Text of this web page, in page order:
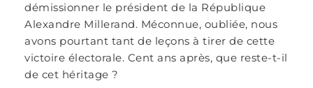
démissionner le président de la République
Alexandre Millerand. Méconnue, oubliée, nous
avons pourtant tant de leçons à tirer de cette
victoire électorale. Cent ans après, que reste-t-il
de cet héritage ?